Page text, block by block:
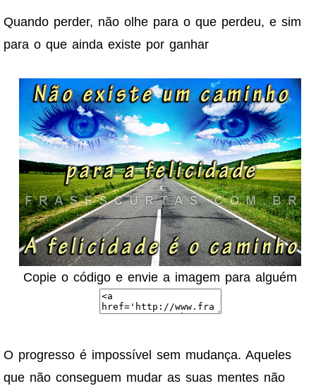
Quando perder, não olhe para o que perdeu, e sim
para o que ainda existe por ganhar
Copie o código e envie a imagem para alguém
O progresso é impossível sem mudança. Aqueles
que não conseguem mudar as suas mentes não